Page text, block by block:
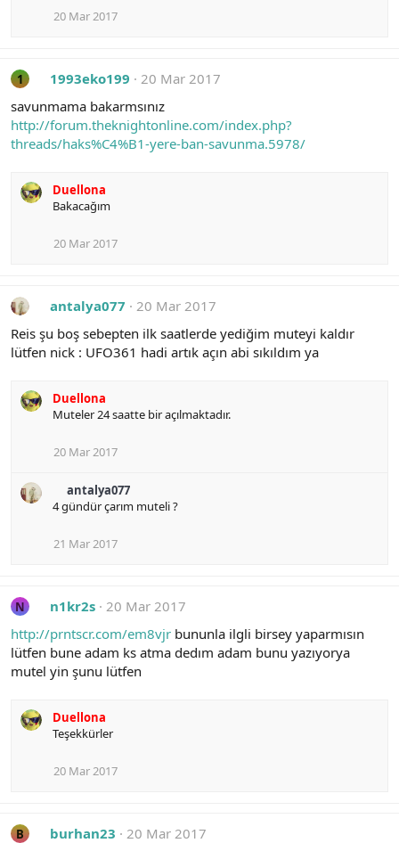
20 Mar 2017
1 1993eko199
20 Mar 2017
savunmama bakarmsınız
http://forum.theknightonline.com/index.php?
threads/haks%C4%B1-yere-ban-savunma.5978/
Duellona
Bakacağım
20 Mar 2017
antalya077
20 Mar 2017
Reis şu boş sebepten ilk saatlerde yediğim muteyi kaldır
lütfen nick : UFO361 hadi artık açın abi sıkıldım ya
Duellona
Muteler 24 saatte bir açılmaktadır.
20 Mar 2017
antalya077
4 gündür çarım muteli ?
21 Mar 2017
N n1kr2s
20 Mar 2017
http://prntscr.com/em8vjr bununla ilgli birsey yaparmısın
lütfen bune adam ks atma dedım adam bunu yazıyorya
mutel yin şunu lütfen
Duellona
Teşekkürler
20 Mar 2017
B burhan23
20 Mar 2017